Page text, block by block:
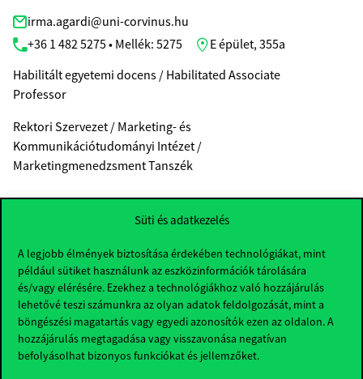
Süti és adatkezelés
A legjobb élmények biztosítása érdekében technológiákat, mint
például sütiket használunk az eszközinformációk tárolására
és/vagy elérésére. Ezekhez a technológiákhoz való hozzájárulás
lehetővé teszi számunkra az olyan adatok feldolgozását, mint a
böngészési magatartás vagy egyedi azonosítók ezen az oldalon. A
hozzájárulás megtagadása vagy visszavonása negatívan
befolyásolhat bizonyos funkciókat és jellemzőket.
irma.agardi@uni-corvinus.hu
+36 1 482 5275 • Mellék: 5275
E épület, 355a
Habilitált egyetemi docens / Habilitated Associate
Professor
Rektori Szervezet / Marketing- és
Kommunikációtudományi Intézet /
Marketingmenedzsment Tanszék
CV LINKEDIN SCHOLAR MTMT